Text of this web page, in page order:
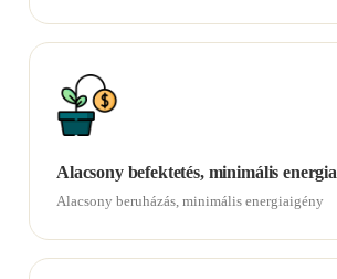
Alacsony befektetés, minimális energia
Alacsony beruházás, minimális energiaigény